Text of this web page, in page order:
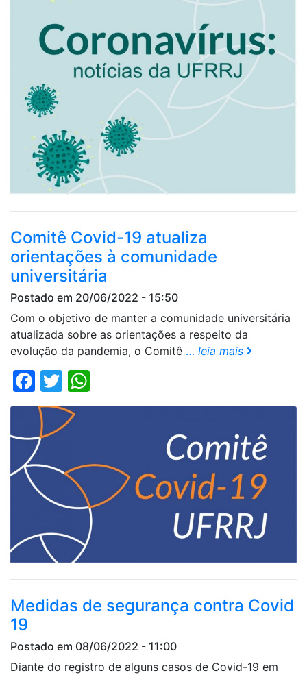
Comitê Covid-19 atualiza
orientações à comunidade
universitária
Postado em 20/06/2022 - 15:50
Com o objetivo de manter a comunidade universitária
atualizada sobre as orientações a respeito da
evolução da pandemia, o Comitê … leia mais
Facebook
Twitter
Medidas de segurança contra Covid
19
Postado em 08/06/2022 - 11:00
Diante do registro de alguns casos de Covid-19 em